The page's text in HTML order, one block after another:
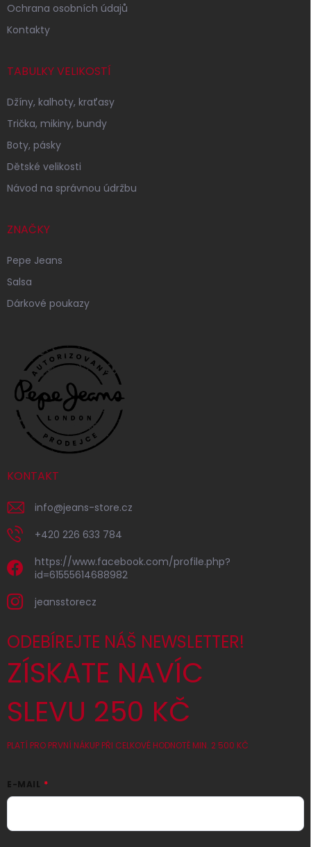
Ochrana osobních údajů
Kontakty
TABULKY VELIKOSTÍ
Džíny, kalhoty, kraťasy
Trička, mikiny, bundy
Boty, pásky
Dětské velikosti
Návod na správnou údržbu
ZNAČKY
Pepe Jeans
Salsa
Dárkové poukazy
KONTAKT
info@jeans-store.cz
+420 226 633 784
https://www.facebook.com/profile.php?
id=61555614688982
jeansstorecz
ODEBÍREJTE NÁŠ NEWSLETTER!
ZÍSKATE NAVÍC
SLEVU 250 KČ
PLATÍ PRO PRVNÍ NÁKUP PŘI CELKOVÉ HODNOTĚ MIN. 2 500 KČ
E-MAIL